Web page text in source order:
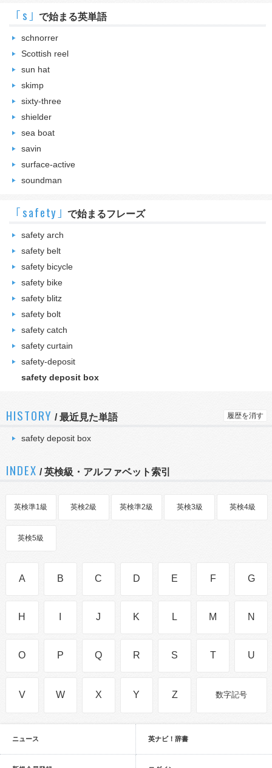
｢s｣ で始まる英単語
schnorrer
Scottish reel
sun hat
skimp
sixty-three
shielder
sea boat
savin
surface-active
soundman
｢safety｣ で始まるフレーズ
safety arch
safety belt
safety bicycle
safety bike
safety blitz
safety bolt
safety catch
safety curtain
safety-deposit
safety deposit box
HISTORY /最近見た単語 履歴を消す
safety deposit box
INDEX / 英検級・アルファベット索引
英検準1級 英検2級 英検準2級 英検3級 英検4級
英検5級
A B C D E F G
H J K L M N
O P Q R S T U
V W X Y Z 数字記号
ニュース 英ナビ！辞書